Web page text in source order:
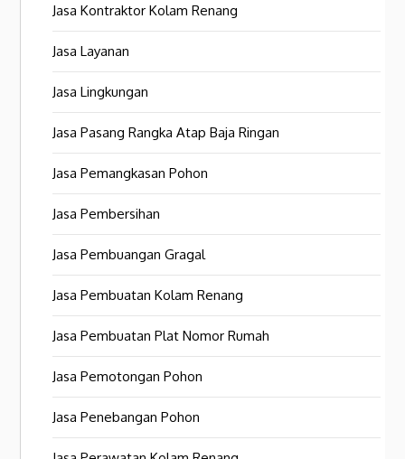
Jasa Kontraktor Kolam Renang
Jasa Layanan
Jasa Lingkungan
Jasa Pasang Rangka Atap Baja Ringan
Jasa Pemangkasan Pohon
Jasa Pembersihan
Jasa Pembuangan Gragal
Jasa Pembuatan Kolam Renang
Jasa Pembuatan Plat Nomor Rumah
Jasa Pemotongan Pohon
Jasa Penebangan Pohon